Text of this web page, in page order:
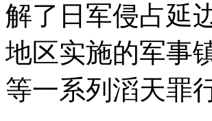
解了日军侵占延
地区实施的军事
等一系列滔天罪